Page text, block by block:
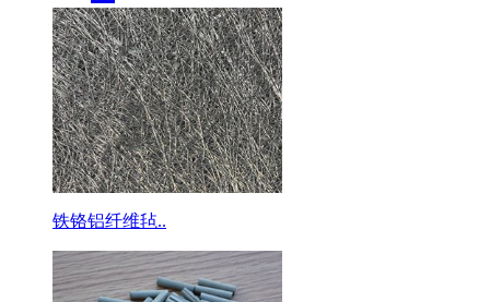
铁铬铝纤维毡..